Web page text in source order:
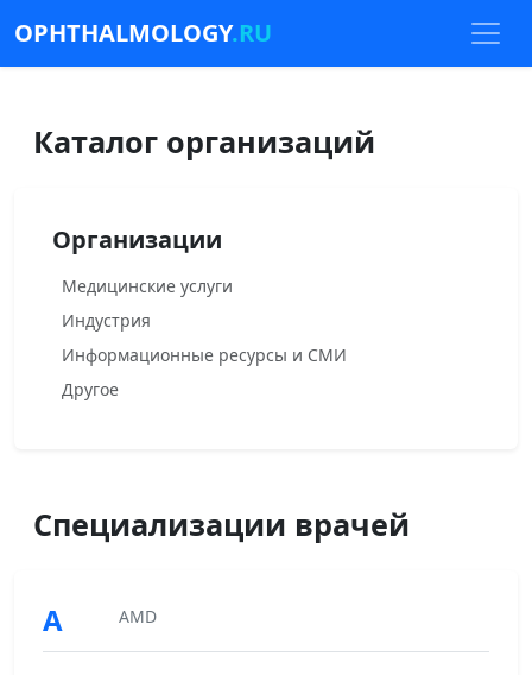
OPHTHALMOLOGY.RU
Каталог организаций
Организации
Медицинские услуги
Индустрия
Информационные ресурсы и СМИ
Другое
Специализации врачей
A AMD